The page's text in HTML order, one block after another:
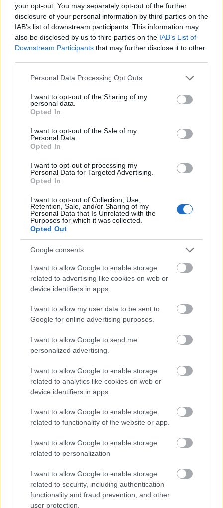
your opt-out. You may separately opt-out of the further
disclosure of your personal information by third parties on the
IAB’s list of downstream participants. This information may
also be disclosed by us to third parties on the IAB’s List of
Downstream Participants that may further disclose it to other
Please note that this website/app uses one or more Google
not limited to your visit or usage behaviour. You may click to
grant or deny consent to Google and its third-party tags to
use your data for below specified purposes in below Google
consent section.
Personal Data Processing Opt Outs
I want to opt-out of the Sharing of my
personal data.
Opted In
I want to opt-out of the Sale of my
Personal Data.
Opted In
I want to opt-out of processing my
Personal Data for Targeted Advertising.
Opted In
I want to opt-out of Collection, Use,
Retention, Sale, and/or Sharing of my
Personal Data that Is Unrelated with the
Purposes for which it was collected.
Opted Out
Google consents
I want to allow Google to enable storage
related to advertising like cookies on web or
device identifiers in apps.
I want to allow my user data to be sent to
Google for online advertising purposes.
I want to allow Google to send me
personalized advertising.
I want to allow Google to enable storage
related to analytics like cookies on web or
device identifiers in apps.
I want to allow Google to enable storage
related to functionality of the website or app.
I want to allow Google to enable storage
related to personalization.
I want to allow Google to enable storage
related to security, including authentication
functionality and fraud prevention, and other
user protection.
Vagyonvisszaszerzés: amikor a pénz
gyorsabban fut, mint a jog
ELEMZÉSEK 2026. júl. 21.
Kéthónapos a Tisza-kormány: íme a mérleg!
ELEMZÉSEK 2026. júl. 21.
Uniós források: íme a teendők, amelyek a
pénzek érkezéséhez még szükségesek